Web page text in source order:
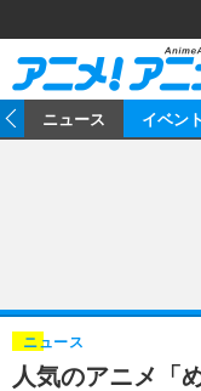
ゲーム
海外イベント
俳優・タレント
アニメ
動画
ニュース イベン
人気のアニメ「
ニュース